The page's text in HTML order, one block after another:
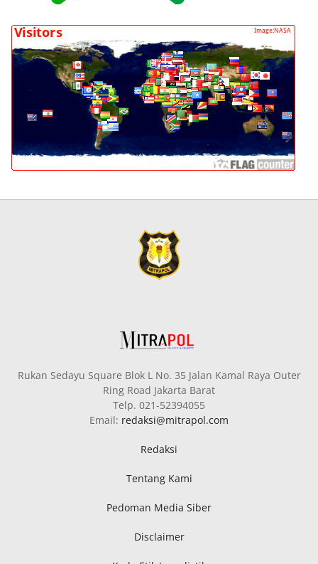
Rukan Sedayu Square Blok L No. 35 Jalan Kamal Raya Outer
Ring Road Jakarta Barat
Telp. 021-52394055
Email: redaksi@mitrapol.com
Redaksi
Tentang Kami
Pedoman Media Siber
Disclaimer